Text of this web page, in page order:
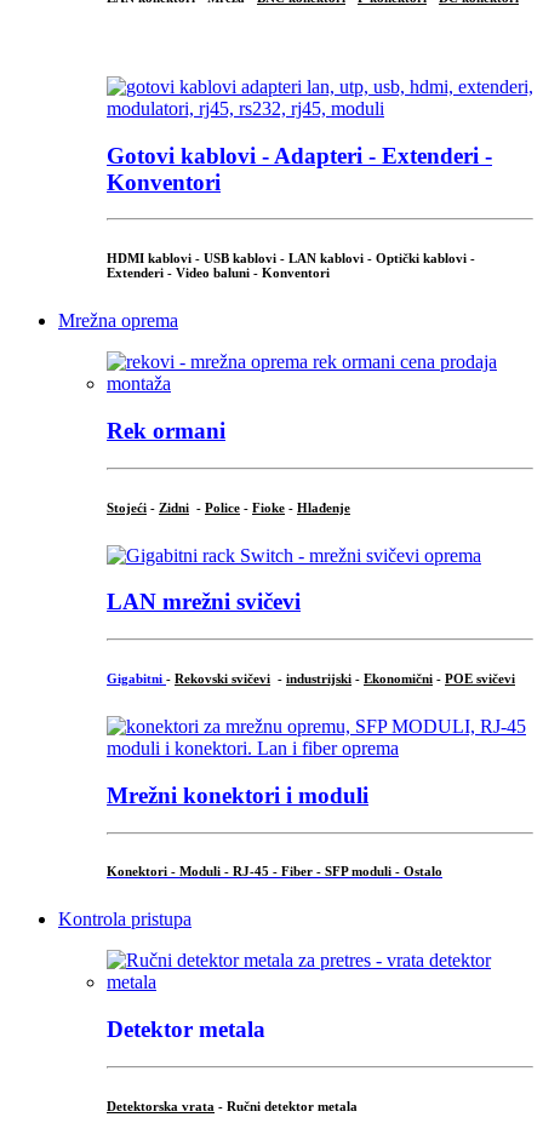
Gotovi kablovi - Adapteri - Extenderi -
Konventori
HDMI kablovi - USB kablovi - LAN kablovi - Optički kablovi -
Extenderi - Video baluni - Konventori
Mrežna oprema
Rek ormani
Stojeći - Zidni - Police - Fioke - Hlađenje
LAN mrežni svičevi
Gigabitni - Rekovski svičevi - industrijski - Ekonomični - POE svičevi
Mrežni konektori i moduli
Konektori - Moduli - RJ-45 - Fiber - SFP moduli - Ostalo
Kontrola pristupa
Detektor metala
Detektorska vrata - Ručni detektor metala